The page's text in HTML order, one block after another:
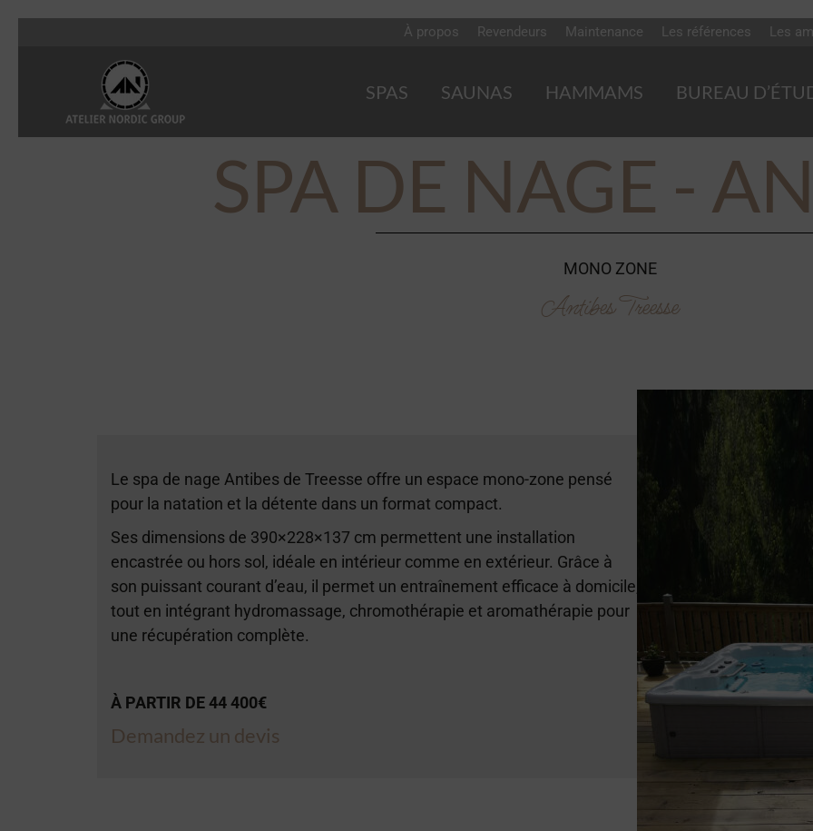
À propos Revendeurs Maintenance Les références Les
SPAS SAUNAS HAMMAMS BUREAU
SPA DE NAGE -
MONO ZONE
Antibes Treesse
Le spa de nage Antibes de Treesse offre un espace mono-zone pensé
pour la natation et la détente dans un format compact.
Ses dimensions de 390×228×137 cm permettent une installation
encastrée ou hors sol, idéale en intérieur comme en extérieur. Grâce à
son puissant courant d’eau, il permet un entraînement efficace à domicile,
tout en intégrant hydromassage, chromothérapie et aromathérapie pour
une récupération complète.
À PARTIR DE 44 400€
Demandez un devis